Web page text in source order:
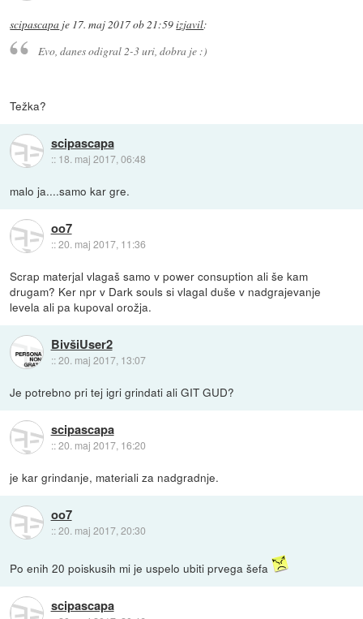
scipascapa je 17. maj 2017 ob 21:59izjavil:
Evo, danes odigral 2-3 uri, dobra je :)
Težka?
scipascapa
:: 18. maj 2017, 06:48
malo ja....samo kar gre.
oo7
::20. maj 2017, 11:36
Scrap materjal vlagaš samo v power consuption ali še kam
drugam? Ker npr v Dark souls si vlagal duše v nadgrajevanje
levela ali pa kupoval orožja.
BivšiUser2
::20. maj 2017, 13:07
Je potrebno pri tej igri grindati ali GIT GUD?
scipascapa
::20. maj 2017, 16:20
je kar grindanje, materiali za nadgradnje.
oo7
::20. maj 2017, 20:30
Po enih 20 poiskusih mi je uspelo ubiti prvega šefa
scipascapa